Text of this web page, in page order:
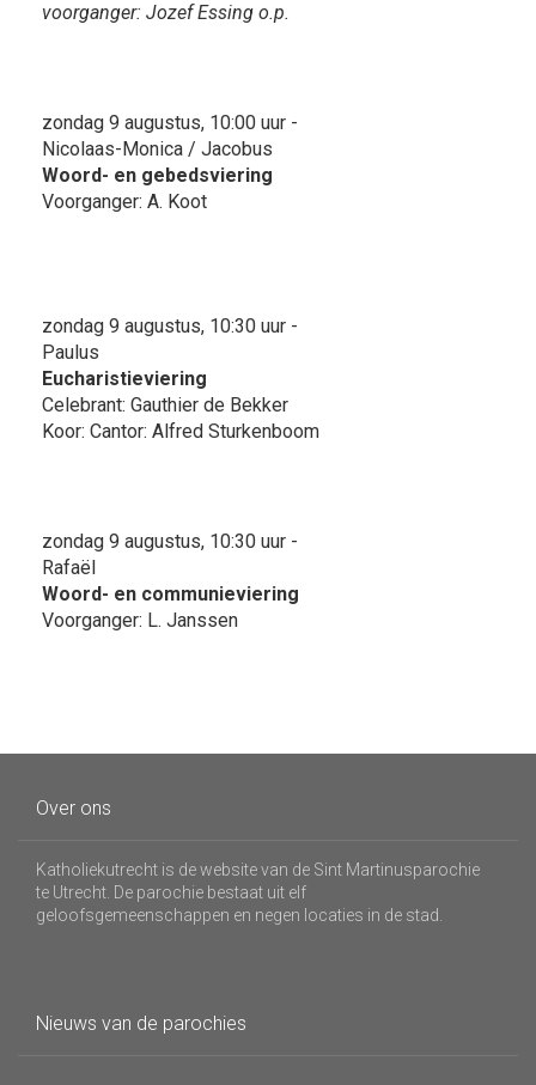
voorganger: Jozef Essing o.p.
zondag 9 augustus, 10:00 uur -
Nicolaas-Monica / Jacobus
Woord- en gebedsviering
Voorganger: A. Koot
zondag 9 augustus, 10:30 uur -
Paulus
Eucharistieviering
Celebrant: Gauthier de Bekker
Koor: Cantor: Alfred Sturkenboom
zondag 9 augustus, 10:30 uur -
Rafaël
Woord- en communieviering
Voorganger: L. Janssen
Over ons
Katholiekutrecht is de website van de Sint Martinusparochie
te Utrecht. De parochie bestaat uit elf
geloofsgemeenschappen en negen locaties in de stad.
Nieuws van de parochies